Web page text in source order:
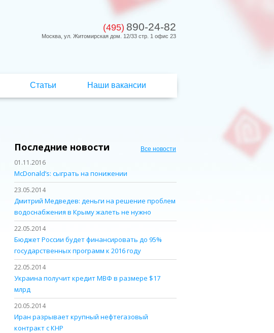
(495) 890-24-82
Москва, ул. Житомирская дом. 12/33 стр. 1 офис 23
Статьи Наши вакансии
Последние новости Все новости
01.11.2016
McDonald’s: сыграть на понижении
23.05.2014
Дмитрий Медведев: деньги на решение проблем
водоснабжения в Крыму жалеть не нужно
22.05.2014
Бюджет России будет финансировать до 95%
государственных программ к 2016 году
22.05.2014
Украина получит кредит МВФ в размере $17
млрд
20.05.2014
Иран разрывает крупный нефтегазовый
контракт с КНР